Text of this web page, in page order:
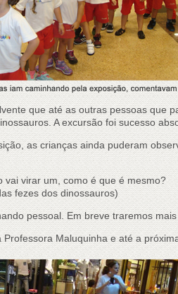
que até as outras pessoas que
A excursão foi sucesso
as crianças ainda puderam
virar um, como é que é mesmo?
fezes dos dinossauros)
pessoal. Em breve traremos
Maluquinha e até a